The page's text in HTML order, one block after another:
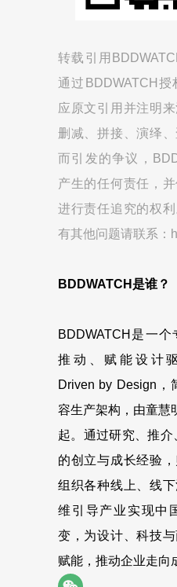
转载引用
通过BDDWATCH
应原文引用并注明
删减、拼接、演绎
而引发的争议，
产生的任何责任，
进行责任追究的权
有其他问题请联系：
BDDWATCH是谁？
BDDWATCH是一个
推动、赋能设计
Driven by Design
容生产架构，由童慧
起。通过研究、推介
的创立与成长经验
组织各种线上、线
维引导产业实现中
变，为设计、科技
赋能，推动企业走向